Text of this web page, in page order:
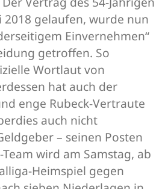
2018 gelaufen, wurde nun
Einvernehmen“
getroffen. So
Wortlaut von
hat auch der
enge Rubeck-Vertraute
auch nicht
– seinen Posten
Team wird am Samstag, ab
Heimspiel gegen